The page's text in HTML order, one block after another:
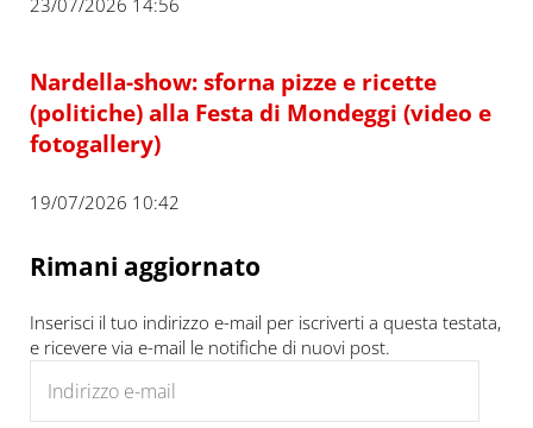
Nardella-show: sforna pizze e ricette
(politiche) alla Festa di Mondeggi (video e
fotogallery)
19/07/2026 10:42
Rimani aggiornato
Inserisci il tuo indirizzo e-mail per iscriverti a questa testata,
e ricevere via e-mail le notifiche di nuovi post.